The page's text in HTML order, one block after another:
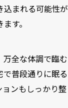
込まれる可能性が
す。
全な体調で臨む
普段通りに眠る
ンもしっかり整